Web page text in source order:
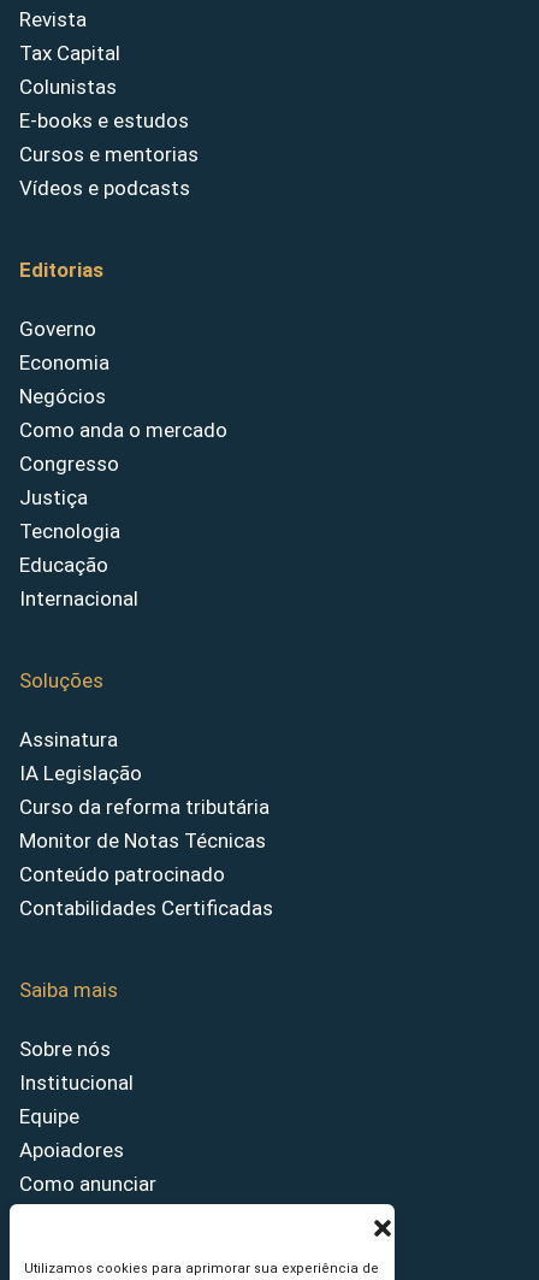
Utilizamos cookies para aprimorar sua experiência de
Revista
Tax Capital
Colunistas
E-books e estudos
Cursos e mentorias
Vídeos e podcasts
Editorias
Governo
Economia
Negócios
Como anda o mercado
Congresso
Justiça
Tecnologia
Educação
Internacional
Soluções
Assinatura
IA Legislação
Curso da reforma tributária
Monitor de Notas Técnicas
Conteúdo patrocinado
Contabilidades Certificadas
Saiba mais
Sobre nós
Institucional
Equipe
Apoiadores
Como anunciar